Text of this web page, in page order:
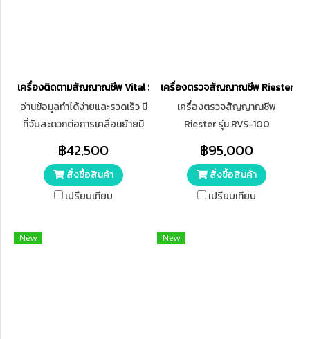
เครื่องติดตามสัญญาณชีพ Vital Sign Monitor MD2000C
อ่านข้อมูลทําได้ง่ายและรวดเร็ว มี
ที่จับสะดวกต่อการเคลื่อนย้ายมี
ติดตั้งได้ง่ายต่อการใช้งาน
฿42,500
สั่งซื้อสินค้า
เปรียบเทียบ
เครื่องตรวจสัญญาณชีพ Riester รุ่น
เครื่องตรวจสัญญาณชีพ
Riester รุ่น RVS-100
ตรวจสัญญาณชีพ วัดความอิ่มตัว
ของออกซิเจนในเลือดที่ปลายนิ้ว,
ชีพจร, ความดันโลหิต
฿95,000
สั่งซื้อสินค้า
เปรียบเทียบ
New New